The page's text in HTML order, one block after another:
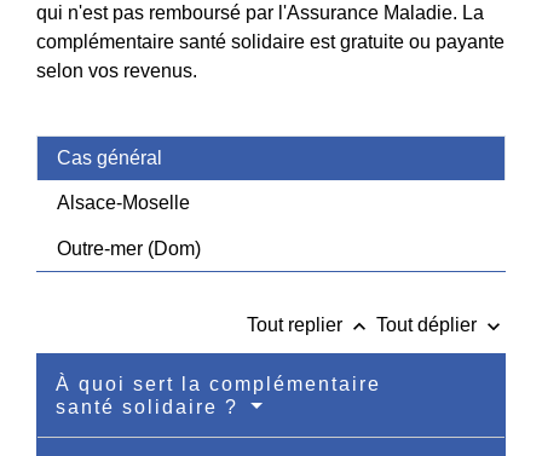
qui n'est pas remboursé par l'Assurance Maladie. La
complémentaire santé solidaire est gratuite ou payante
selon vos revenus.
Cas général
Alsace-Moselle
Outre-mer (Dom)
Tout replier keyboard_arrow_up Tout déplier keyboard_arrow_down
À quoi sert la complémentaire
santé solidaire ?